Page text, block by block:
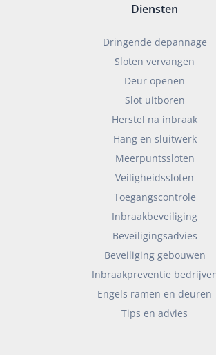
Diensten
Dringende depannage
Sloten vervangen
Deur openen
Slot uitboren
Herstel na inbraak
Hang en sluitwerk
Meerpuntssloten
Veiligheidssloten
Toegangscontrole
Inbraakbeveiliging
Beveiligingsadvies
Beveiliging gebouwen
Inbraakpreventie
Engels ramen en deuren
Tips en advies